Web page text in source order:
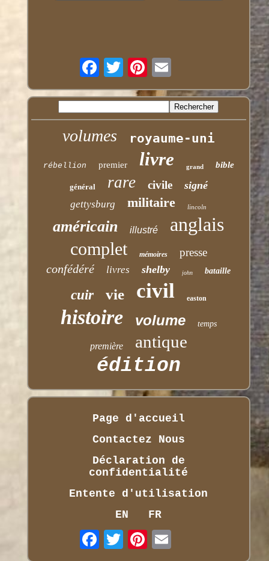
volumes royaume-uni
rébellion premier livre grand bible
général rare civile signé
gettysburg militaire lincoln
américain illustré anglais
complet mémoires presse
confédéré livres shelby john bataille
cuir vie civil easton
histoire volume temps
première antique
édition
Page d'accueil
Contactez Nous
Déclaration de
confidentialité
Entente d'utilisation
EN
FR